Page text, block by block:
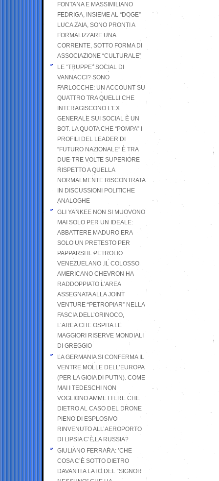
FONTANA E MASSIMILIANO
FEDRIGA, INSIEME AL “DOGE”
LUCA ZAIA, SONO PRONTI A
FORMALIZZARE UNA
CORRENTE, SOTTO FORMA DI
ASSOCIAZIONE “CULTURALE”
LE “TRUPPE” SOCIAL DI
VANNACCI? SONO
FARLOCCHE: UN ACCOUNT SU
QUATTRO TRA QUELLI CHE
INTERAGISCONO L’EX
GENERALE SUI SOCIAL È UN
BOT. LA QUOTA CHE “POMPA” I
PROFILI DEL LEADER DI
“FUTURO NAZIONALE” È TRA
DUE-TRE VOLTE SUPERIORE
RISPETTO A QUELLA
NORMALMENTE RISCONTRATA
IN DISCUSSIONI POLITICHE
ANALOGHE
GLI YANKEE NON SI MUOVONO
MAI SOLO PER UN IDEALE:
ABBATTERE MADURO ERA
SOLO UN PRETESTO PER
PAPPARSI IL PETROLIO
VENEZUELANO .IL COLOSSO
AMERICANO CHEVRON HA
RADDOPPIATO L’AREA
ASSEGNATA ALLA JOINT
VENTURE “PETROPIAR” NELLA
FASCIA DELL’ORINOCO,
L’AREA CHE OSPITA LE
MAGGIORI RISERVE MONDIALI
DI GREGGIO
LA GERMANIA SI CONFERMA IL
VENTRE MOLLE DELL’EUROPA
(PER LA GIOIA DI PUTIN). COME
MAI I TEDESCHI NON
VOGLIONO AMMETTERE CHE
DIETRO AL CASO DEL DRONE
PIENO DI ESPLOSIVO
RINVENUTO ALL’AEROPORTO
DI LIPSIA C’È LA RUSSIA?
GIULIANO FERRARA: ’CHE
COSA C’È SOTTO DIETRO
DAVANTI A LATO DEL “SIGNOR